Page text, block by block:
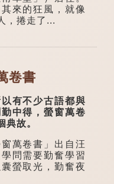
來的狂風，就像
，捲走了...
卷書
有不少古語都與
中得，螢窗萬卷
典故。
萬卷書」出自汪
問需要勤奮學習
螢取光，勤奮夜